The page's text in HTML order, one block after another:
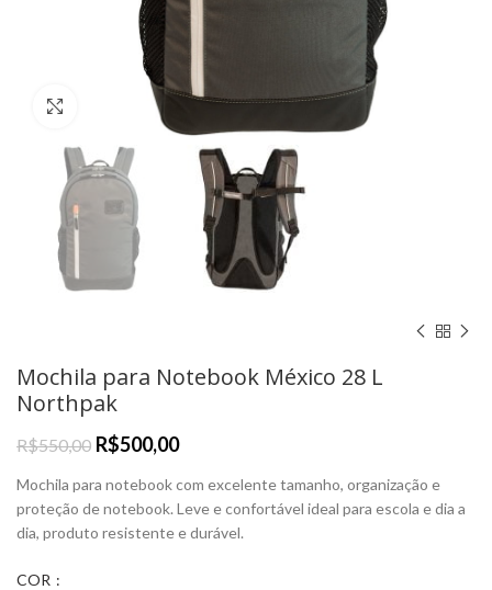
Clique para Ampliar
Mochila para Notebook México 28 L
Northpak
R$550,00 R$500,00
Mochila para notebook com excelente tamanho, organização e
proteção de notebook. Leve e confortável ideal para escola e dia a
dia, produto resistente e durável.
COR